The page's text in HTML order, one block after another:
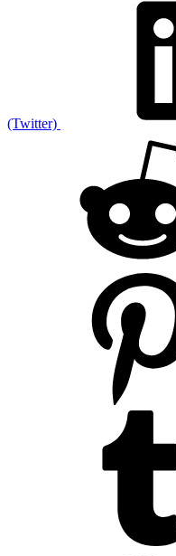
(Twitter)